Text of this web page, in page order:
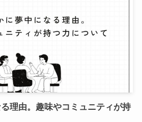
理由。趣味やコミュニティが持